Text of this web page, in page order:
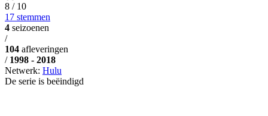
8 / 10
17 stemmen
4 seizoenen
/
104 afleveringen
/ 1998 - 2018
Netwerk: Hulu
De serie is beëindigd